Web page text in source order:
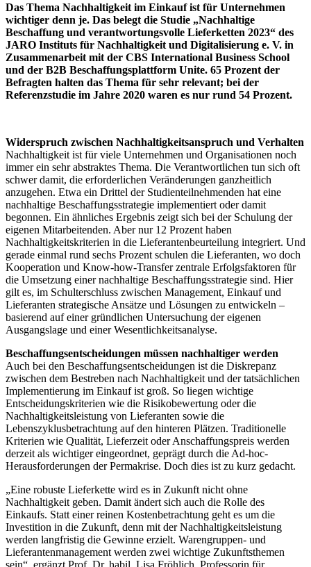
Das Thema Nachhaltigkeit im Einkauf ist für Unternehmen
wichtiger denn je. Das belegt die Studie „Nachhaltige
Beschaffung und verantwortungsvolle Lieferketten 2023“ des
JARO Instituts für Nachhaltigkeit und Digitalisierung e. V. in
Zusammenarbeit mit der CBS International Business School
und der B2B Beschaffungsplattform Unite. 65 Prozent der
Befragten halten das Thema für sehr relevant; bei der
Referenzstudie im Jahre 2020 waren es nur rund 54 Prozent.
Widerspruch zwischen Nachhaltigkeitsanspruch und Verhalten
Nachhaltigkeit ist für viele Unternehmen und Organisationen noch
immer ein sehr abstraktes Thema. Die Verantwortlichen tun sich oft
schwer damit, die erforderlichen Veränderungen ganzheitlich
anzugehen. Etwa ein Drittel der Studienteilnehmenden hat eine
nachhaltige Beschaffungsstrategie implementiert oder damit
begonnen. Ein ähnliches Ergebnis zeigt sich bei der Schulung der
eigenen Mitarbeitenden. Aber nur 12 Prozent haben
Nachhaltigkeitskriterien in die Lieferantenbeurteilung integriert. Und
gerade einmal rund sechs Prozent schulen die Lieferanten, wo doch
Kooperation und Know-how-Transfer zentrale Erfolgsfaktoren für
die Umsetzung einer nachhaltige Beschaffungsstrategie sind. Hier
gilt es, im Schulterschluss zwischen Management, Einkauf und
Lieferanten strategische Ansätze und Lösungen zu entwickeln –
basierend auf einer gründlichen Untersuchung der eigenen
Ausgangslage und einer Wesentlichkeitsanalyse.
Beschaffungsentscheidungen müssen nachhaltiger werden
Auch bei den Beschaffungsentscheidungen ist die Diskrepanz
zwischen dem Bestreben nach Nachhaltigkeit und der tatsächlichen
Implementierung im Einkauf ist groß. So liegen wichtige
Entscheidungskriterien wie die Risikobewertung oder die
Nachhaltigkeitsleistung von Lieferanten sowie die
Lebenszyklusbetrachtung auf den hinteren Plätzen. Traditionelle
Kriterien wie Qualität, Lieferzeit oder Anschaffungspreis werden
derzeit als wichtiger eingeordnet, geprägt durch die Ad-hoc-
Herausforderungen der Permakrise. Doch dies ist zu kurz gedacht.
„Eine robuste Lieferkette wird es in Zukunft nicht ohne
Nachhaltigkeit geben. Damit ändert sich auch die Rolle des
Einkaufs. Statt einer reinen Kostenbetrachtung geht es um die
Investition in die Zukunft, denn mit der Nachhaltigkeitsleistung
werden langfristig die Gewinne erzielt. Warengruppen- und
Lieferantenmanagement werden zwei wichtige Zukunftsthemen
sein“, ergänzt Prof. Dr. habil. Lisa Fröhlich, Professorin für